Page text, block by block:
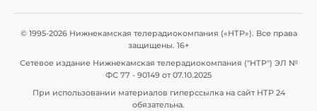
© 1995-2026 Нижнекамская телерадиокомпания («НТР»). Все права
защищены. 16+
Сетевое издание Нижнекамская телерадиокомпания ("НТР") ЭЛ №
ФС 77 - 90149 от 07.10.2025
При использовании материалов гиперссылка на сайт НТР 24
обязательна.